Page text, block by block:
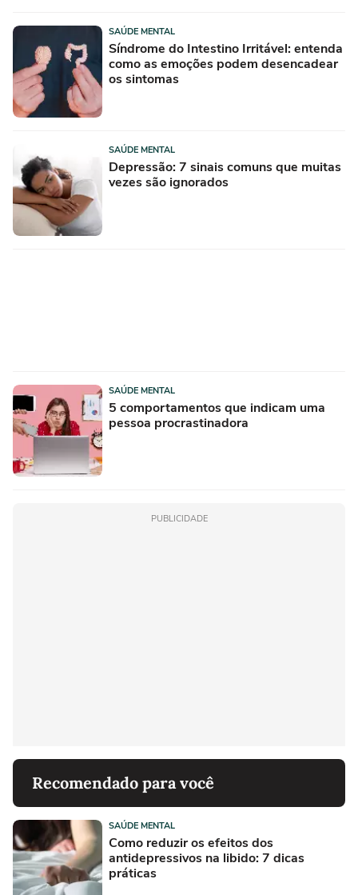
SAÚDE MENTAL
Síndrome do Intestino Irritável: entenda
como as emoções podem desencadear
os sintomas
SAÚDE MENTAL
Depressão: 7 sinais comuns que muitas
vezes são ignorados
SAÚDE MENTAL
5 comportamentos que indicam uma
pessoa procrastinadora
PUBLICIDADE
Recomendado para você
SAÚDE MENTAL
Como reduzir os efeitos dos
antidepressivos na libido: 7 dicas
práticas